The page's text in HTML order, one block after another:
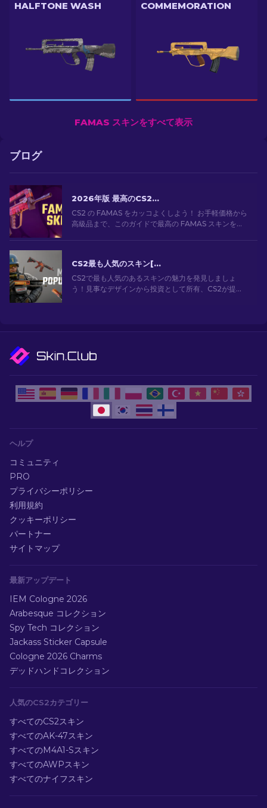
HALFTONE WASH COMMEMORATION
FAMAS スキンをすべて表示
ブログ
2026年版 最高のCS2 FAMASスキン：安価なものから最も高価なものまで
CS2 の FAMAS をカッコよくしよう！ お手軽価格から
高級品まで、このガイドで最高の FAMAS スキンを見
CS2最も人気のスキン[2026]
CS2で最も人気のあるスキンの魅力を発見しましょ
う！見事なデザインから投資として所有、CS2が提供
ヘルプ
コミュニティ
PRO
プライバシーポリシー
利用規約
クッキーポリシー
パートナー
サイトマップ
最新アップデート
IEM Cologne 2026
Arabesque コレクション
Spy Tech コレクション
Jackass Sticker Capsule
Cologne 2026 Charms
デッドハンドコレクション
人気のCS2カテゴリー
すべてのCS2スキン
すべてのAK-47スキン
すべてのM4A1-Sスキン
すべてのAWPスキン
すべてのナイフスキン